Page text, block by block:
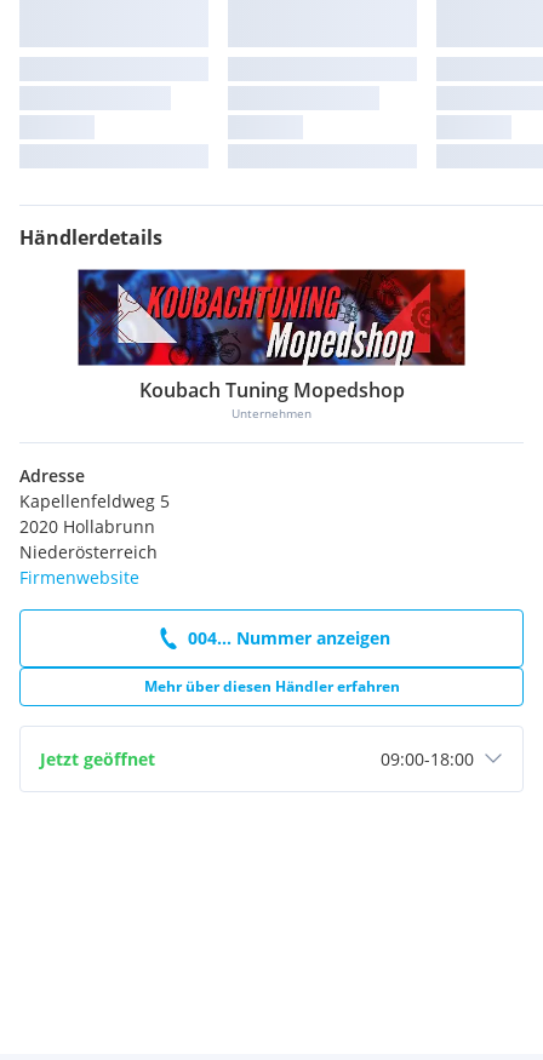
Händlerdetails
Koubach Tuning Mopedshop
Unternehmen
Adresse
Kapellenfeldweg 5
2020 Hollabrunn
Niederösterreich
Firmenwebsite
004... Nummer anzeigen
Mehr über diesen Händler erfahren
Jetzt geöffnet 09:00-18:00